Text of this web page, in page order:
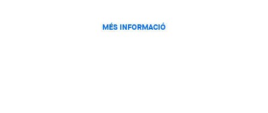
MÉS INFORMACIÓ